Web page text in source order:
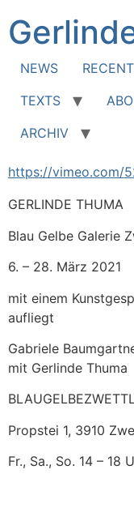
Inhalt
springen
NEWS
TEXTS
ARCHIV
https://vimeo.com/
GERLINDE THUMA
Blau Gelbe Galerie
6. – 28. März 2021
mit einem
aufliegt
Gabriele
mit Gerlinde Thuma
Propstei 1, 3910
Fr., Sa., So. 14 – 18